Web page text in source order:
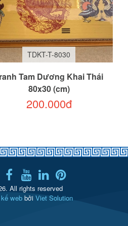
TDKT-T-8030
Tam Dương Khai Thái
80x30 (cm)
200.000đ
All rights reserved
web bởi Viet Solution